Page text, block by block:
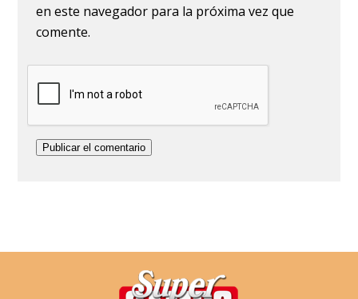
en este navegador para la próxima vez que
comente.